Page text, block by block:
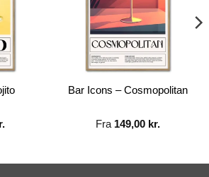
Bar Icons – Cosmopolitan
Fra 149,00 kr.